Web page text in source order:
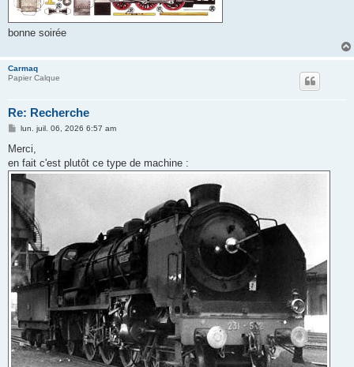
bonne soirée
Carmaq
Papier Calque
Re: Recherche
M
s
a
g
e
lun. juil. 06, 2026 6:57 am
Merci,
en fait c'est plutôt ce type de machine :